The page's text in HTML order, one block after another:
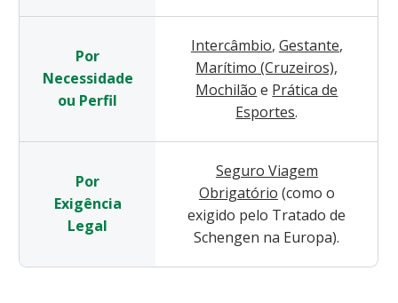
Por
Necessidade
ou Perfil
Intercâmbio, Gestante,
Marítimo (Cruzeiros),
Mochilão e Prática de
Esportes.
Por
Exigência
Legal
Seguro Viagem
Obrigatório (como o
exigido pelo Tratado de
Schengen na Europa).